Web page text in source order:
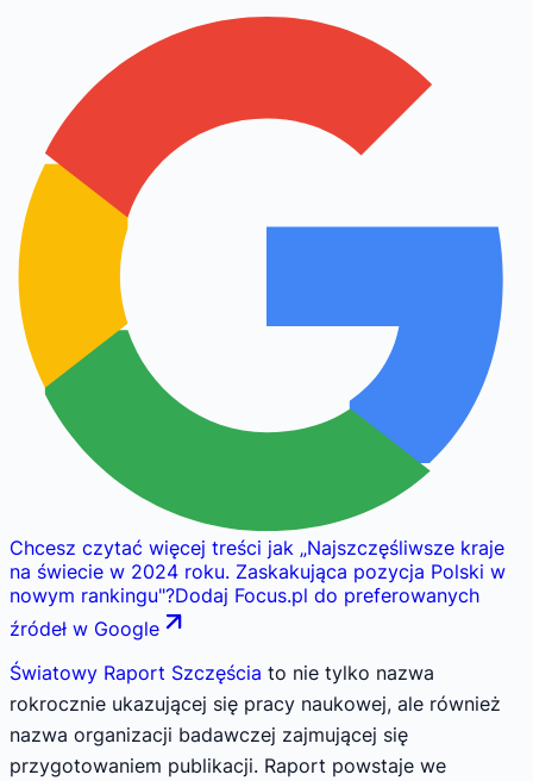
Chcesz czytać więcej treści jak „Najszczęśliwsze kraje
na świecie w 2024 roku. Zaskakująca pozycja Polski w
nowym rankingu"?Dodaj Focus.pl do preferowanych
źródeł w Google
Światowy Raport Szczęścia to nie tylko nazwa
rokrocznie ukazującej się pracy naukowej, ale również
nazwa organizacji badawczej zajmującej się
przygotowaniem publikacji. Raport powstaje we